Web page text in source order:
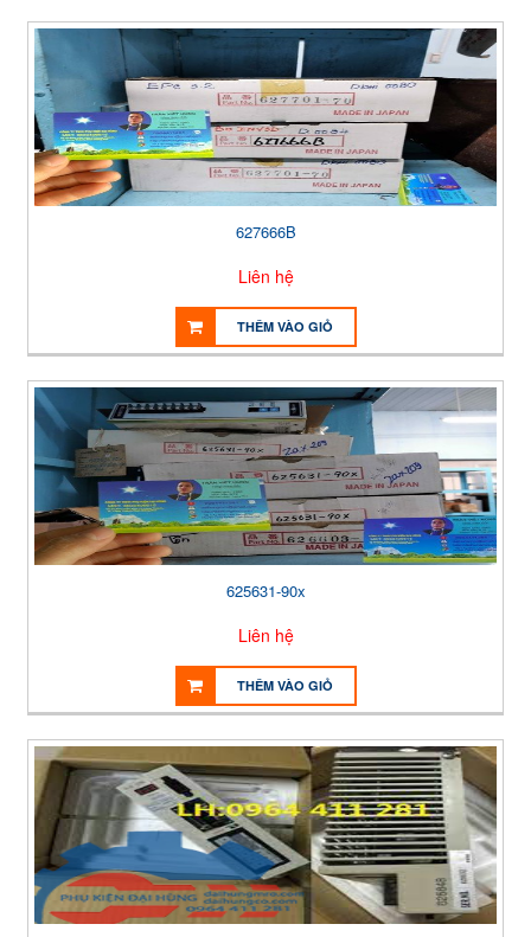
627666B
Liên hệ
THÊM VÀO GIỎ
625631-90x
Liên hệ
THÊM VÀO GIỎ